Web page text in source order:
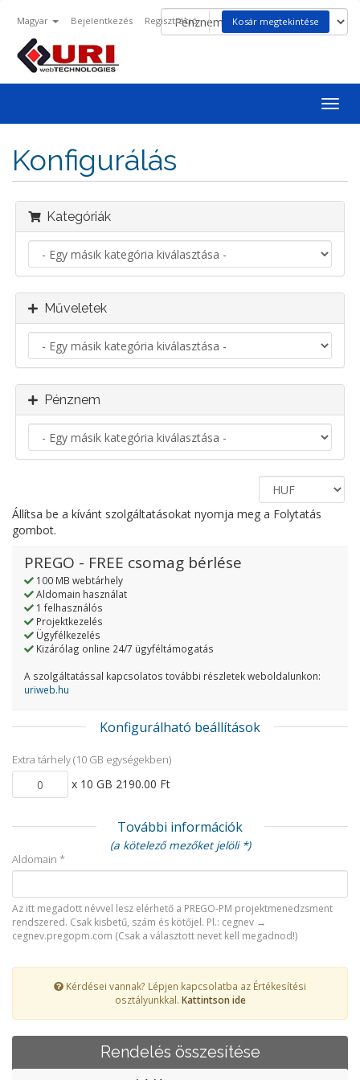
Magyar Bejelentkezés Regisztráció Kosár megtekintése
a
Konfigurálás
Kategóriák
Műveletek
Pénznem
Állítsa be a kívánt szolgáltatásokat nyomja meg a Folytatás
gombot.
PREGO - FREE csomag bérlése
100 MB webtárhely
Aldomain használat
1 felhasználós
Projektkezelés
Ügyfélkezelés
Kizárólag online 24/7 ügyféltámogatás
A szolgáltatással kapcsolatos további részletek weboldalunkon:
uriweb.hu
Konfigurálható beállítások
Extra tárhely (10 GB egységekben)
x 10 GB 2190.00 Ft
További információk
(a kötelező mezőket jelöli *)
Aldomain *
Az itt megadott névvel lesz elérhető a PREGO-PM projektmenedzsment
rendszered. Csak kisbetű, szám és kötőjel. Pl.: cegnev →
cegnev.pregopm.com (Csak a választott nevet kell megadnod!)
Kérdései vannak? Lépjen kapcsolatba az Értékesítési
osztályunkkal. Kattintson ide
Rendelés összesítése